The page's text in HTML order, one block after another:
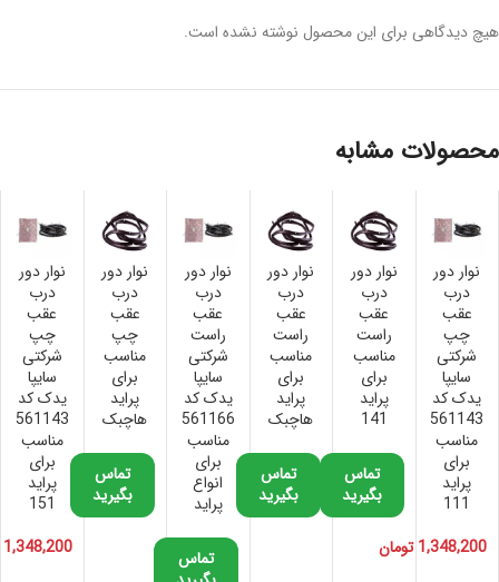
هیچ دیدگاهی برای این محصول نوشته نشده است.
محصولات مشابه
نوار دور
درب
عقب
چپ
شرکتی
سایپا
یدک کد
561143
مناسب
برای
پراید
111
1,348,200 تومان
نوار دور
درب
عقب
راست
مناسب
برای
پراید
141
تماس
بگیرید
نوار دور
درب
عقب
راست
مناسب
برای
پراید
هاچبک
تماس
بگیرید
نوار دور
درب
عقب
راست
شرکتی
سایپا
یدک کد
561166
مناسب
برای
انواع
پراید
تماس
نوار دور
درب
عقب
چپ
مناسب
برای
پراید
هاچبک
تماس
بگیرید
نوار دور
درب
عقب
چپ
شرکتی
سایپا
یدک کد
561143
مناسب
برای
پراید
151
1,348,200